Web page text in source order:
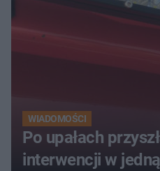
WIADOMOŚCI
Po upałach
interwencji w